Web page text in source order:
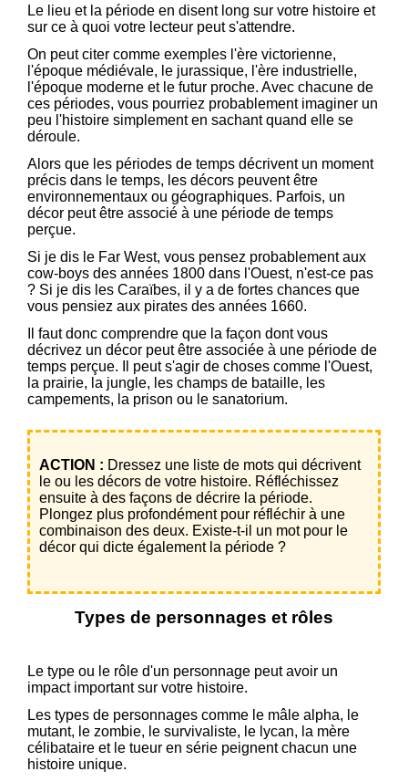
Le lieu et la période en disent long sur votre histoire et
sur ce à quoi votre lecteur peut s'attendre.
On peut citer comme exemples l'ère victorienne,
l'époque médiévale, le jurassique, l'ère industrielle,
l'époque moderne et le futur proche. Avec chacune de
ces périodes, vous pourriez probablement imaginer un
peu l'histoire simplement en sachant quand elle se
déroule.
Alors que les périodes de temps décrivent un moment
précis dans le temps, les décors peuvent être
environnementaux ou géographiques. Parfois, un
décor peut être associé à une période de temps
perçue.
Si je dis le Far West, vous pensez probablement aux
cow-boys des années 1800 dans l'Ouest, n'est-ce pas
? Si je dis les Caraïbes, il y a de fortes chances que
vous pensiez aux pirates des années 1660.
Il faut donc comprendre que la façon dont vous
décrivez un décor peut être associée à une période de
temps perçue. Il peut s'agir de choses comme l'Ouest,
la prairie, la jungle, les champs de bataille, les
campements, la prison ou le sanatorium.
ACTION : Dressez une liste de mots qui décrivent
le ou les décors de votre histoire. Réfléchissez
ensuite à des façons de décrire la période.
Plongez plus profondément pour réfléchir à une
combinaison des deux. Existe-t-il un mot pour le
décor qui dicte également la période ?
Types de personnages et rôles
Le type ou le rôle d'un personnage peut avoir un
impact important sur votre histoire.
Les types de personnages comme le mâle alpha, le
mutant, le zombie, le survivaliste, le lycan, la mère
célibataire et le tueur en série peignent chacun une
histoire unique.